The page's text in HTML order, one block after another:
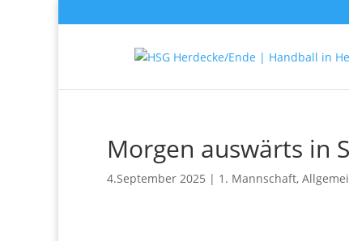
Morgen auswärts in
4.September 2025 | 1. Mannschaft,